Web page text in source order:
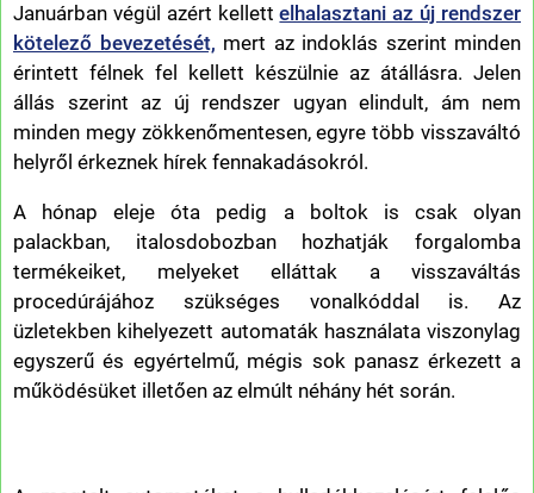
Januárban végül azért kellettelhalasztani az új rendszer
kötelező bevezetését, mert az indoklás szerint minden
érintett félnek fel kellett készülnie az átállásra. Jelen
állás szerint az új rendszer ugyan elindult, ám nem
minden megy zökkenőmentesen, egyre több visszaváltó
helyről érkeznek hírek fennakadásokról.
A hónap eleje óta pedig a boltok is csak olyan
palackban, italosdobozban hozhatják forgalomba
termékeiket, melyeket elláttak a visszaváltás
procedúrájához szükséges vonalkóddal is. Az
üzletekben kihelyezett automaták használata viszonylag
egyszerű és egyértelmű, mégis sok panasz érkezett a
működésüket illetően az elmúlt néhány hét során.